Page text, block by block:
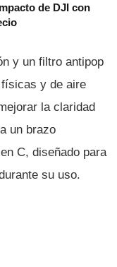
de DJI con
y un filtro antipop
y de aire
la claridad
un brazo
C, diseñado para
su uso.